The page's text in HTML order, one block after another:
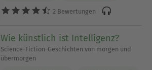
2 Bewertungen
Wie künstlich ist Intelligenz?
Science-Fiction-Geschichten von morgen und
übermorgen